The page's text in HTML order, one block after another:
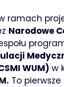
ramach
Narodowe
WUM) w
To